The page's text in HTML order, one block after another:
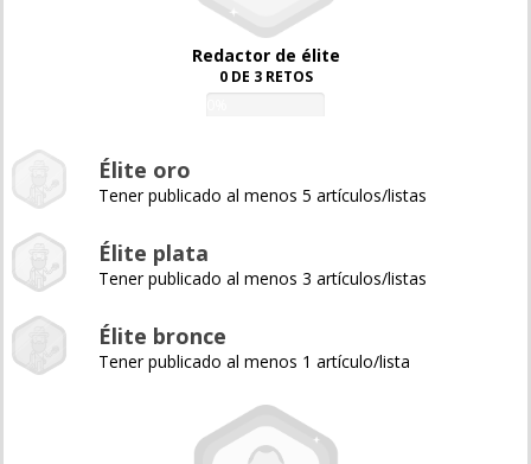
Redactor de élite
0 DE 3 RETOS
Élite oro
Tener publicado al menos 5 artículos/listas
Élite plata
Tener publicado al menos 3 artículos/listas
Élite bronce
Tener publicado al menos 1 artículo/lista